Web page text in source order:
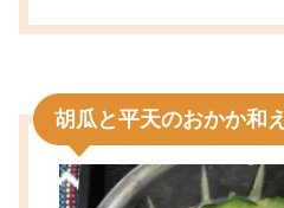
胡瓜と平天のおかか和え